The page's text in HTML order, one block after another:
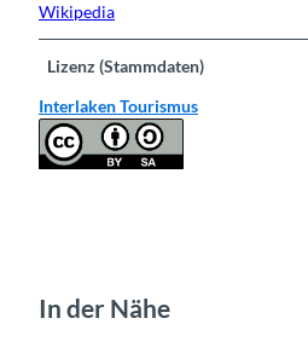
Wikipedia
Lizenz (Stammdaten)
Interlaken Tourismus
In der Nähe